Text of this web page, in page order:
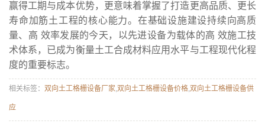
赢得工期与成本优势，更意味着掌握了打造更高品质、更长
寿命加筋土工程的核心能力。在基础设施建设持续向高质
量、高 效率发展的今天，以先进设备为载体的高 效施工技
术体系，已成为衡量土工合成材料应用水平与工程现代化程
度的重要标志。
相关标签： 双向土工格栅设备厂家,双向土工格栅设备价格,双向土工格栅设备供
应